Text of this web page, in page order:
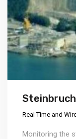
Real Time and
Monitoring the